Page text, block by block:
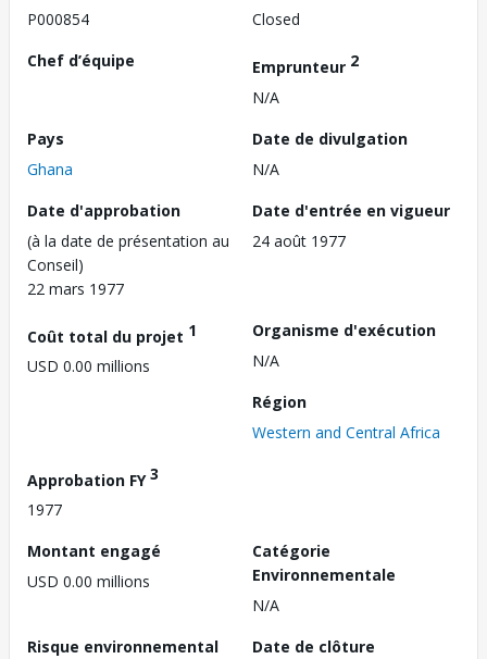
P000854
Closed
Chef d’équipe
Emprunteur 2
N/A
Pays
Ghana
Date de divulgation
N/A
Date d'approbation
(à la date de présentation au
Conseil)
22 mars 1977
Date d'entrée en vigueur
24 août 1977
Coût total du projet 1
USD 0.00 millions
Organisme d'exécution
N/A
Région
Western and Central Africa
Approbation FY3
1977
Montant engagé
USD 0.00 millions
Catégorie
Environnementale
N/A
Risque environnemental
Date de clôture